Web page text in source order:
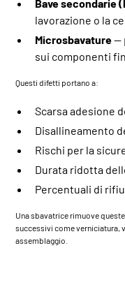
Bave secondarie
lavorazione o la
Microsbavature—
sui componenti
Questi difetti portano a:
Scarsa adesione
Disallineamento
Rischi per la
Durata ridotta
Percentuali di
Una sbavatrice rimuove
successivi come verniciatura,
assemblaggio.